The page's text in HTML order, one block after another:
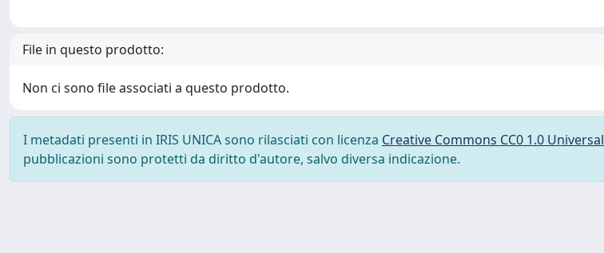
File in questo prodotto:
Non ci sono file associati a questo prodotto.
I metadati presenti in IRIS UNICA sono rilasciati con licenza Creative Commons CC0 1.0 Universal
pubblicazioni sono protetti da diritto d'autore, salvo diversa indicazione.